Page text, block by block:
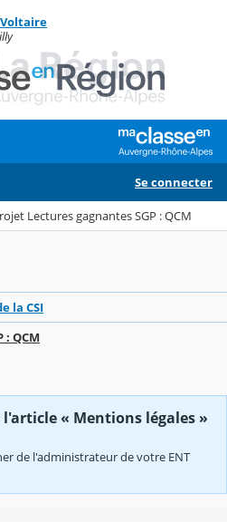
Se connecter
Lectures gagnantes SGP : QCM
la CSI
QCM
« Mentions légales »
de l'administrateur de votre ENT